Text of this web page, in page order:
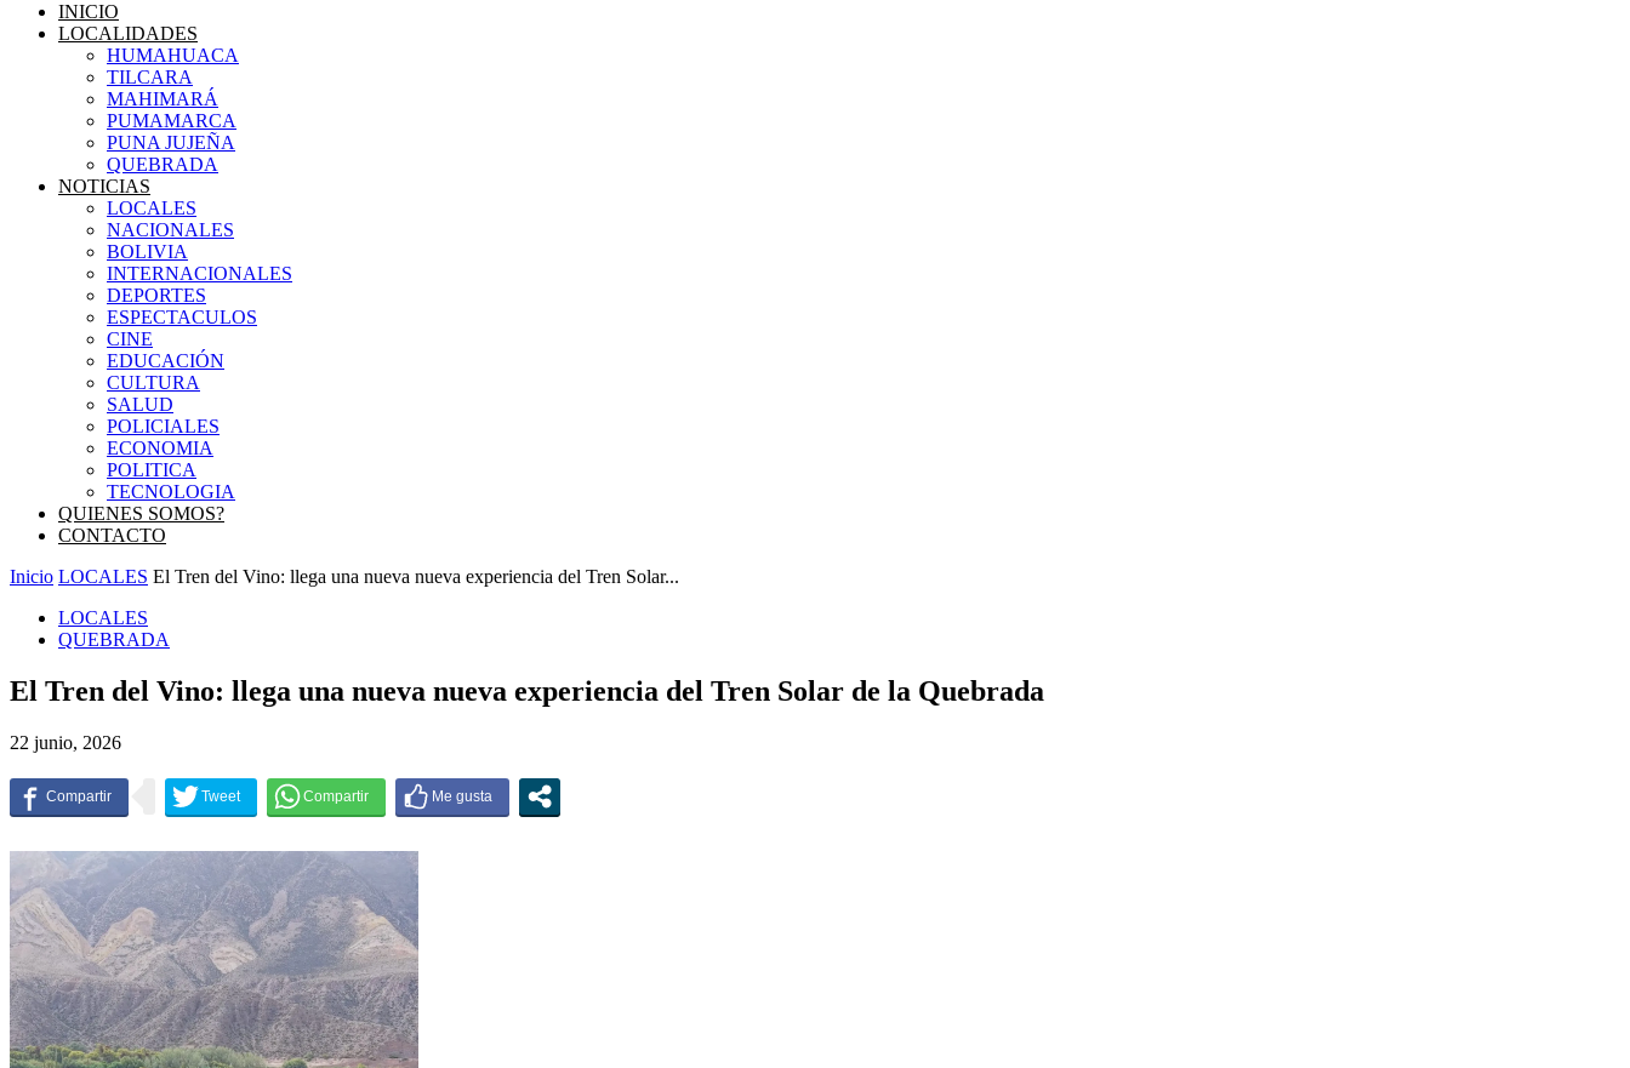
INICIO
LOCALIDADES
HUMAHUACA
TILCARA
MAHIMARÁ
PUMAMARCA
PUNA JUJEÑA
QUEBRADA
NOTICIAS
LOCALES
NACIONALES
BOLIVIA
INTERNACIONALES
DEPORTES
ESPECTACULOS
CINE
EDUCACIÓN
CULTURA
SALUD
POLICIALES
ECONOMIA
POLITICA
TECNOLOGIA
QUIENES SOMOS?
CONTACTO
Inicio LOCALES El Tren del Vino: llega una nueva nueva experiencia del Tren Solar...
LOCALES
QUEBRADA
El Tren del Vino: llega una nueva nueva experiencia del Tren Solar de la Quebrada
22 junio, 2026